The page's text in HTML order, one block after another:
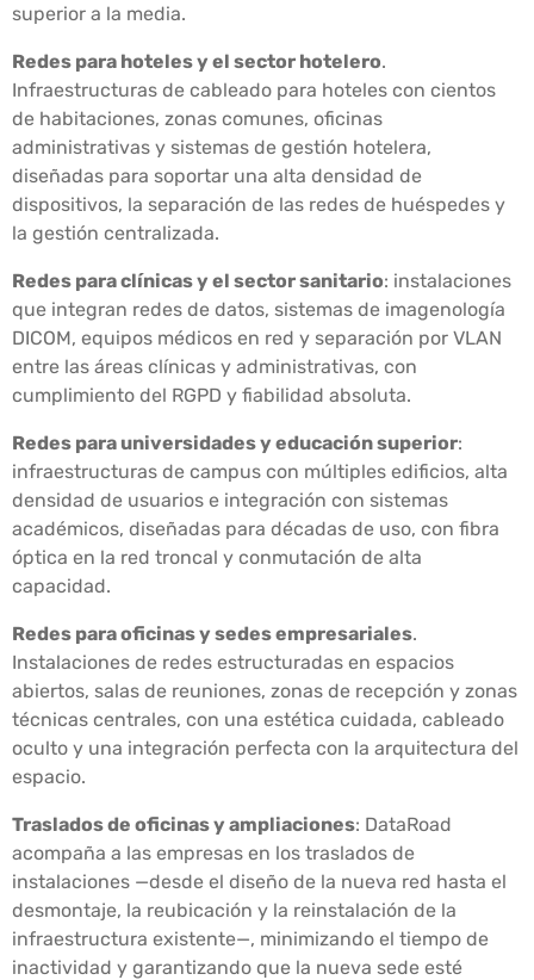
superior a la media.
Redes para hoteles y el sector hotelero.
Infraestructuras de cableado para hoteles con cientos
de habitaciones, zonas comunes, oficinas
administrativas y sistemas de gestión hotelera,
diseñadas para soportar una alta densidad de
dispositivos, la separación de las redes de huéspedes y
la gestión centralizada.
Redes para clínicas y el sector sanitario: instalaciones
que integran redes de datos, sistemas de imagenología
DICOM, equipos médicos en red y separación por VLAN
entre las áreas clínicas y administrativas, con
cumplimiento del RGPD y fiabilidad absoluta.
Redes para universidades y educación superior:
infraestructuras de campus con múltiples edificios, alta
densidad de usuarios e integración con sistemas
académicos, diseñadas para décadas de uso, con fibra
óptica en la red troncal y conmutación de alta
capacidad.
Redes para oficinas y sedes empresariales.
Instalaciones de redes estructuradas en espacios
abiertos, salas de reuniones, zonas de recepción y zonas
técnicas centrales, con una estética cuidada, cableado
oculto y una integración perfecta con la arquitectura del
espacio.
Traslados de oficinas y ampliaciones: DataRoad
acompaña a las empresas en los traslados de
instalaciones —desde el diseño de la nueva red hasta el
desmontaje, la reubicación y la reinstalación de la
infraestructura existente—, minimizando el tiempo de
inactividad y garantizando que la nueva sede esté